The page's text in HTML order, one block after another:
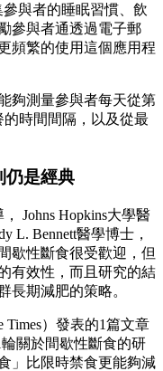
與者的睡眠習慣、飲
參與者通透過電子郵
頻繁的使用這個應用程
夠測量參與者每天從第
的時間間隔，以及從最
仍是經典
Johns Hopkins大學醫
L. Bennett醫學博士，
歇性斷食很受歡迎，但
有效性，而且研究的結
長期減肥的策略。
Times）發表的1篇文章
輪關於間歇性斷食的研
」比限時禁食更能夠減